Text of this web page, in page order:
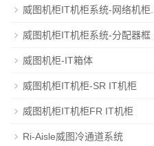
威图机柜IT机柜系统-网络机柜...
威图机柜IT机柜系统-分配器框
威图机柜-IT箱体
威图机柜IT机柜-SR IT机柜
威图机柜IT机柜FR IT机柜
Ri-Aisle威图冷通道系统